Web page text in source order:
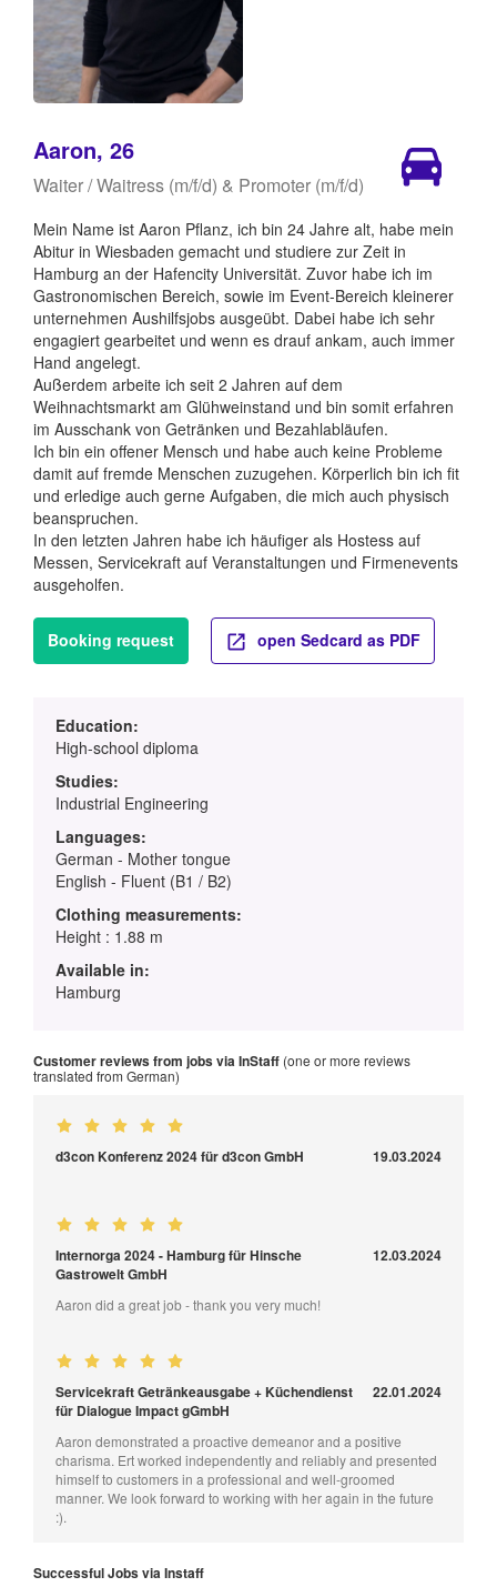
Aaron, 26
Waiter / Waitress (m/f/d) & Promoter (m/f/d)
Mein Name ist Aaron Pflanz, ich bin 24 Jahre alt, habe mein
Abitur in Wiesbaden gemacht und studiere zur Zeit in
Hamburg an der Hafencity Universität. Zuvor habe ich im
Gastronomischen Bereich, sowie im Event-Bereich kleinerer
unternehmen Aushilfsjobs ausgeübt. Dabei habe ich sehr
engagiert gearbeitet und wenn es drauf ankam, auch immer
Hand angelegt.
Außerdem arbeite ich seit 2 Jahren auf dem
Weihnachtsmarkt am Glühweinstand und bin somit erfahren
im Ausschank von Getränken und Bezahlabläufen.
Ich bin ein offener Mensch und habe auch keine Probleme
damit auf fremde Menschen zuzugehen. Körperlich bin ich fit
und erledige auch gerne Aufgaben, die mich auch physisch
beanspruchen.
In den letzten Jahren habe ich häufiger als Hostess auf
Messen, Servicekraft auf Veranstaltungen und Firmenevents
ausgeholfen.
Booking request open Sedcard as PDF
Education:
High-school diploma
Studies:
Industrial Engineering
Languages:
German - Mother tongue
English - Fluent (B1 / B2)
Clothing measurements:
Height : 1.88 m
Available in:
Hamburg
Customer reviews from jobs via InStaff (one or more reviews
translated from German)
d3con Konferenz 2024 für d3con GmbH 19.03.2024
Internorga 2024 - Hamburg für Hinsche
Gastrowelt GmbH
12.03.2024
Aaron did a great job - thank you very much!
Servicekraft Getränkeausgabe + Küchendienst
für Dialogue Impact gGmbH
22.01.2024
Aaron demonstrated a proactive demeanor and a positive
charisma. Ert worked independently and reliably and presented
himself to customers in a professional and well-groomed
manner. We look forward to working with her again in the future
:).
Successful Jobs via Instaff